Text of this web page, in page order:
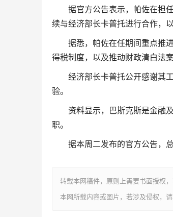
据官方公告表示，帕佐在担
续与经济部长卡普托进行合作，
据悉，帕佐在任期间重点推
得税制度，以及推动财政清白法案
经济部长卡普托公开感谢其
验。
资料显示，巴斯克斯是金融
职。
据本周二发布的官方公告，
转载本网稿件，原则上需要书面授权
本网所载内容或图片，若涉及侵权，请